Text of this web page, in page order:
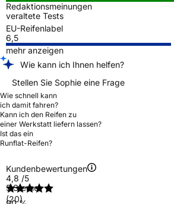
Redaktionsmeinungen
veraltete Tests
EU-Reifenlabel
6,5
mehr anzeigen
Wie kann ich Ihnen helfen?
Stellen Sie Sophie eine Frage
Wie schnell kann
ich damit fahren?
Kann ich den Reifen zu
einer Werkstatt liefern lassen?
Ist das ein
Runflat-Reifen?
Kundenbewertungen
4,8 /5
(20)
5 Sterne